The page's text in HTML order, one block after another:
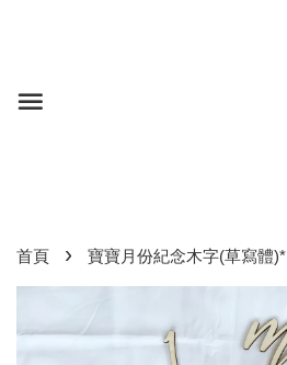
首頁 › 寶寶月份紀念木字(草寫體)*